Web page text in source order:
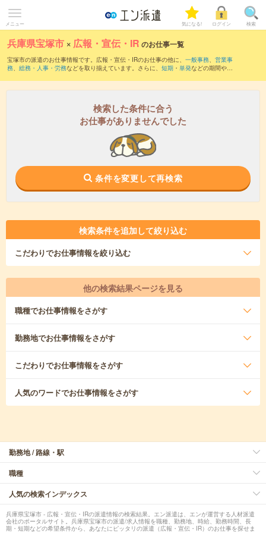
メニュー 気になる! ログイン 検索
兵庫県宝塚市 × 広報・宣伝・IR のお仕事一覧
宝塚市の派遣のお仕事情報です。広報・宣伝・IRのお仕事の他に、 一般事務、 営業事
務、 総務・人事・労務などを取り揃えています。さらに、 短期 ・ 単発などの期間や、
検索した条件に合う
お仕事がありませんでした
条件を変更して再検索
検索条件を追加して絞り込む
こだわりでお仕事情報を絞り込む
他の検索結果ページを見る
職種でお仕事情報をさがす
勤務地でお仕事情報をさがす
こだわりでお仕事情報をさがす
人気のワードでお仕事情報をさがす
勤務地 / 路線・駅
職種
人気の検索インデックス
兵庫県宝塚市 - 広報・宣伝・IRの派遣情報の検索結果。エン派遣は、エンが運営する人材派遣
会社のポータルサイト。兵庫県宝塚市の派遣/求人情報を職種、勤務地、時給、勤務時間、長
期・短期などの希望条件から、あなたにピッタリの派遣（広報・宣伝・IR）のお仕事を探せま